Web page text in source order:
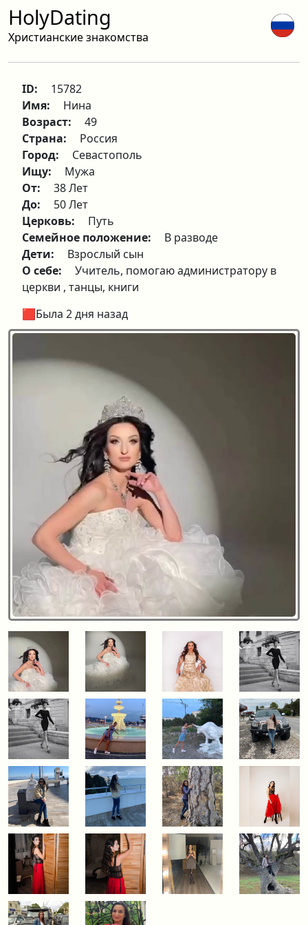
HolyDating
Христианские знакомства
ID:
15782
Имя:
Нина
Возраст:
49
Страна:
Россия
Город:
Севастополь
Ищу:
Мужа
От:
38 Лет
До:
50 Лет
Церковь:
Путь
Семейное положение:
В разводе
Дети:
Взрослый сын
О себе:
Учитель, помогаю администратору в
церкви , танцы, книги
🟥Была 2 дня назад